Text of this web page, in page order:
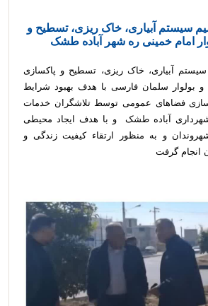
سیستم آبیاری، خاک ریزی، تسطیح و
امام خمینی ره شهر آباده طشک
سیستم آبیاری، خاک ریزی، تسطیح و پاکسازی
و بولوار سلمان فارسی با هدف بهبود شرایط
فضاهای عمومی توسط تلاشگران خدمات
آباده طشک و با هدف ایجاد محیطی
و به منظور ارتقاء کیفیت زندگی و
انجام گرفت